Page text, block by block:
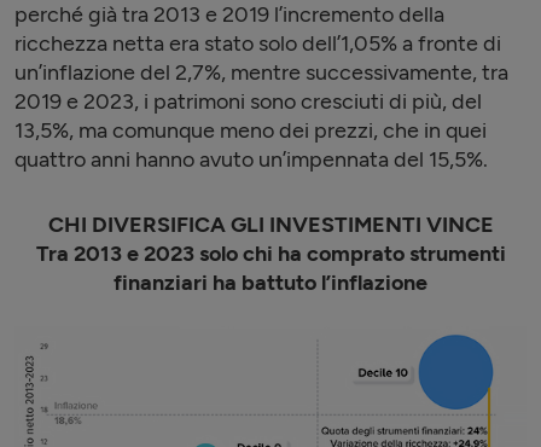
perché già tra 2013 e 2019 l’incremento della
ricchezza netta era stato solo dell’1,05% a fronte di
un’inflazione del 2,7%, mentre successivamente, tra
2019 e 2023, i patrimoni sono cresciuti di più, del
13,5%, ma comunque meno dei prezzi, che in quei
quattro anni hanno avuto un’impennata del 15,5%.
CHI DIVERSIFICA GLI INVESTIMENTI VINCE
Tra 2013 e 2023 solo chi ha comprato strumenti
finanziari ha battuto l’inflazione